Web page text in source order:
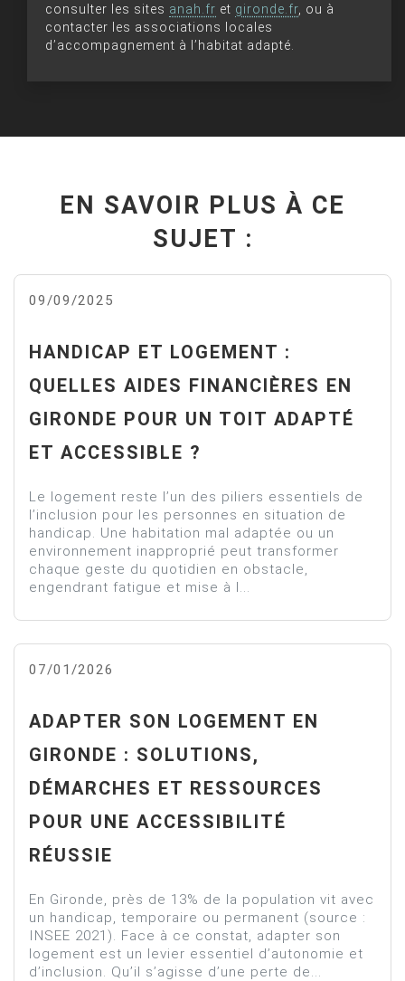
consulter les sites anah.fr et gironde.fr , ou à
contacter les associations locales
d’accompagnement à l’habitat adapté.
EN SAVOIR PLUS À CE
SUJET :
09/09/2025
HANDICAP ET LOGEMENT :
QUELLES AIDES FINANCIÈRES EN
GIRONDE POUR UN TOIT ADAPTÉ
ET ACCESSIBLE ?
Le logement reste l’un des piliers essentiels de
l’inclusion pour les personnes en situation de
handicap. Une habitation mal adaptée ou un
environnement inapproprié peut transformer
chaque geste du quotidien en obstacle,
engendrant fatigue et mise à l...
07/01/2026
ADAPTER SON LOGEMENT EN
GIRONDE : SOLUTIONS,
DÉMARCHES ET RESSOURCES
POUR UNE ACCESSIBILITÉ
RÉUSSIE
En Gironde, près de 13% de la population vit avec
un handicap, temporaire ou permanent (source :
INSEE 2021). Face à ce constat, adapter son
logement est un levier essentiel d’autonomie et
d’inclusion. Qu’il s’agisse d’une perte de...